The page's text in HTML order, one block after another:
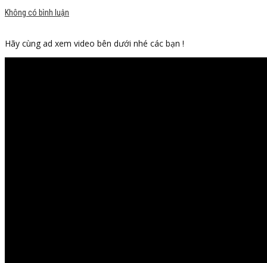
Không có bình luận
Hãy cùng ad xem video bên dưới nhé các bạn !